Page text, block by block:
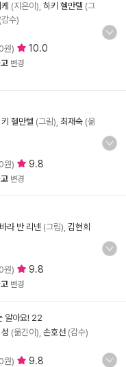
(지은이), 히키 헬만텔 (그
(감수)
원) 10.0
변경
헬만텔 (그림), 최재숙 (옮
원) 9.8
변경
라 반 리넨 (그림), 김현희
원) 9.8
변경
알아요! 22
(옮긴이), 손호선 (감수)
원) 9.8